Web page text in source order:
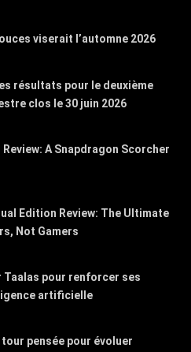
viserait l’automne 2026
résultats pour le deuxième
clos le 30 juin 2026
A Snapdragon Scorcher
Edition Review: The Ultimate
Not Gamers
Taalas pour renforcer ses
artificielle
tour pensée pour évoluer